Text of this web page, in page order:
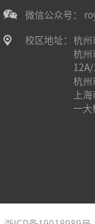
微信公众号：
校区地址： 杭州
杭州
12A/
杭州
上
一大